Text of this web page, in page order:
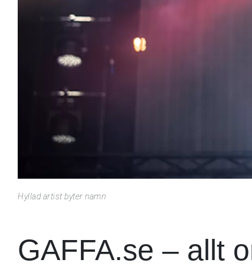
Hyllad artist byter namn
GAFFA.se – allt